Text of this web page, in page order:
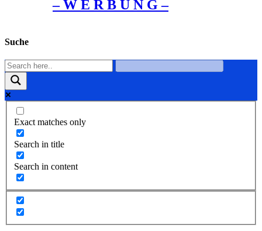
– W Ε R Β U Ν G –
Suche
Exact matches only
Search in title
Search in content